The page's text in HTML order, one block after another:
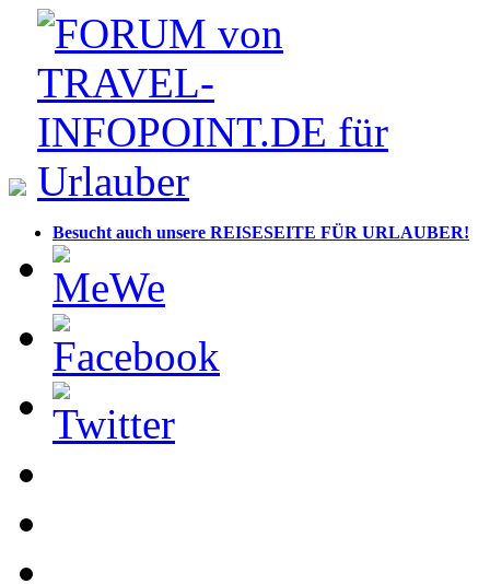
Besucht auch unsere REISESEITE FÜR URLAUBER!